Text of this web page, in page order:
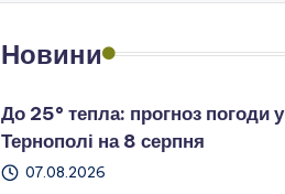
Новини
До 25° тепла: прогноз погоди у
Тернополі на 8 серпня
07.08.2026